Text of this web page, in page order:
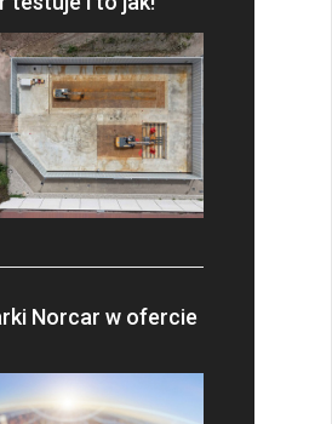
Norcar w ofercie